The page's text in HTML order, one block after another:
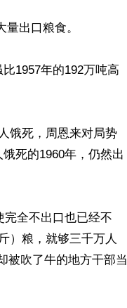
出口粮食。
1957年的192万吨高
饿死，周恩来对局势
死的1960年，仍然出
完全不出口也已经不
）粮，就够三千万人
被吹了牛的地方干部当